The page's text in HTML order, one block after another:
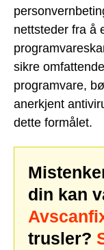
nettsteder fra å
sikre
programvare,
anerkjent
dette formålet.
din kan
trusler?